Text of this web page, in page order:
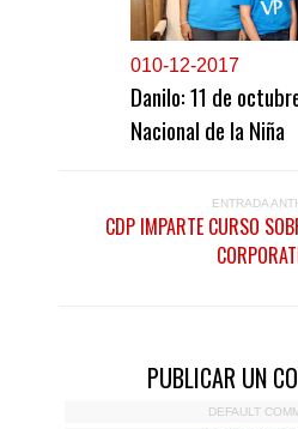
010-12-2017
Danilo: 11 de
Nacional de la Niña
ENTRADA
CDP IMPARTE CURSO
PUBLICAR UN
DEFAULT